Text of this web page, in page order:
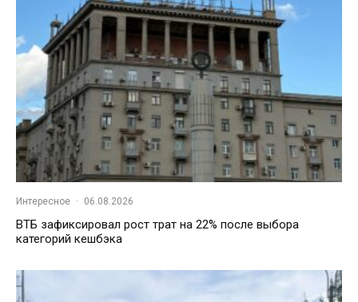
Интересное · 06.08.2026
ВТБ зафиксировал рост трат на 22% после выбора
категорий кешбэка